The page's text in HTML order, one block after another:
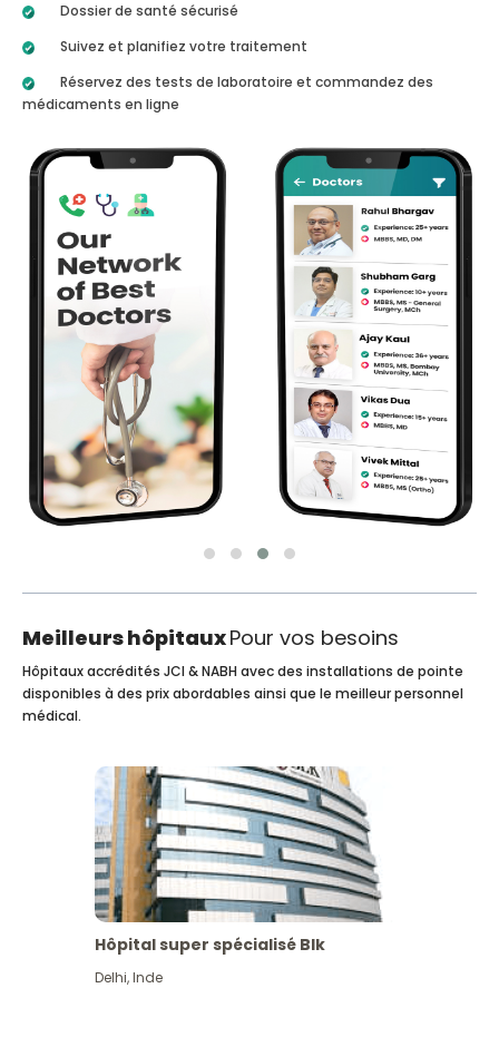
Dossier de santé sécurisé
Suivez et planifiez votre traitement
Réservez des tests de laboratoire et commandez des
médicaments en ligne
Meilleurs hôpitauxPour vos besoins
Hôpitaux accrédités JCI & NABH avec des installations de pointe
disponibles à des prix abordables ainsi que le meilleur personnel
médical.
Hôpital super spécialisé Blk
Delhi,Inde